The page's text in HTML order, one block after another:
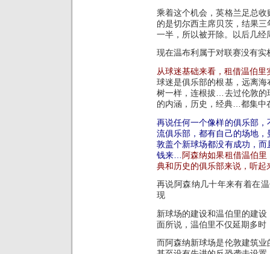
乘着这个机会，英格兰足总
的是切尔西主席贝茨，结果
一半，所以被开除。以后几经
现在温布利属于对联赛没有实
从球迷基础来看，租借温伯
球迷是俱乐部的根基，远离
树一样，连根拔…去过伦敦的
的内涵，历史，经典…都集
再说任何一个像样的俱乐部
流俱乐部，都有自己的场地
敦盖个新球场都没有成功，
钱来…阿森纳如果租借温伯
典和历史的俱乐部来说，听起
再说阿森纳几十年来有着在
现
新球场的建设和温伯里的建
面所说，温伯里不仅延期多
而阿森纳新球场是伦敦建筑